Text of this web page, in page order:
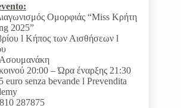
Ομορφιάς “Miss Κρήτη
2025”
l Κήπος των Αισθήσεων l
20:00 – Ώρα έναρξης 21:30
euro senza bevande l Prevendita
287875